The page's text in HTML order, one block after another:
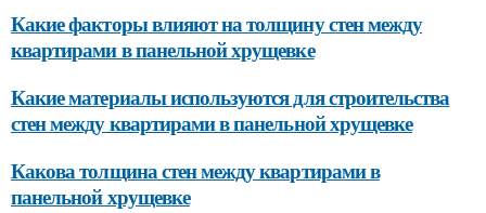
Какие факторы влияют на толщину стен между
квартирами в панельной хрущевке
Какие материалы используются для строительства
стен между квартирами в панельной хрущевке
Какова толщина стен между квартирами в
панельной хрущевке